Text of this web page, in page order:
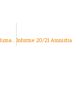
Tiempo de verdad y de justicia: Vulneraciones de Derechos Humanos en los casos de “Bebés robados”